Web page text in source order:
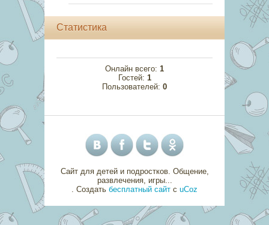
Статистика
Онлайн всего: 1
Гостей: 1
Пользователей: 0
Сайт для детей и подростков. Общение,
развлечения, игры...
. Создать бесплатный сайт с uCoz